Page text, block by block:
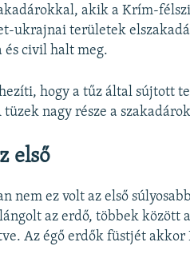
akik a Krím-
ukrajnai területek
és civil halt meg.
hogy a tűz által sújtott
tüzek nagy része a
első
nem ez volt az első
az erdő, többek
Az égő erdők füstjét